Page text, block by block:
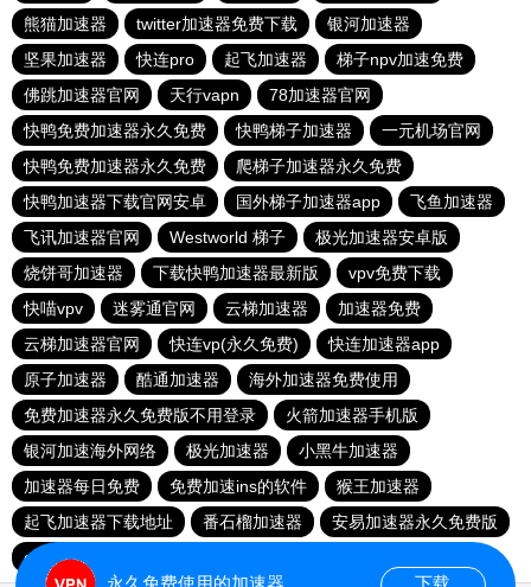
熊猫加速器
twitter加速器免费下载
银河加速器
坚果加速器
快连pro 起飞加速器
梯子npv加速免费
佛跳加速器官网
天行vapn
78加速器官网
快鸭免费加速器永久免费
快鸭梯子加速器
一元机场官网
快鸭免费加速器永久免费
爬梯子加速器永久免费
快鸭加速器下载官网安卓
国外梯子加速器app
飞鱼加速器
飞讯加速器官网
Westworld 梯子
极光加速器安卓版
烧饼哥加速器
下载快鸭加速器最新版
vpv免费下载
快喵vpv
迷雾通官网 云梯加速器
加速器免费
云梯加速器官网
快连vp(永久免费)
快连加速器app
原子加速器
酷通加速器
海外加速器免费使用
免费加速器永久免费版不用登录
火箭加速器手机版
银河加速海外网络
极光加速器
小黑牛加速器
加速器每日免费
免费加速ins的软件
猴王加速器
起飞加速器下载地址
番石榴加速器
安易加速器永久免费版
quickq官网下载